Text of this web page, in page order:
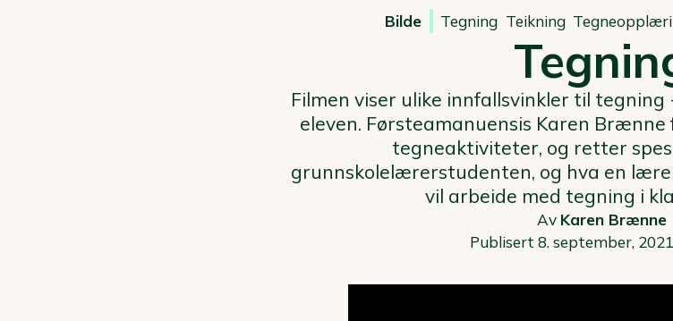
Bilde Tegning Teikning
Filmen viser ulike innfallsvinkler til
eleven. Førsteamanuensis Karen
tegneaktiviteter, og retter
grunnskolelærerstudenten, og hva en
vil arbeide med tegning i
Av Karen Brænne
Publisert 8. september,